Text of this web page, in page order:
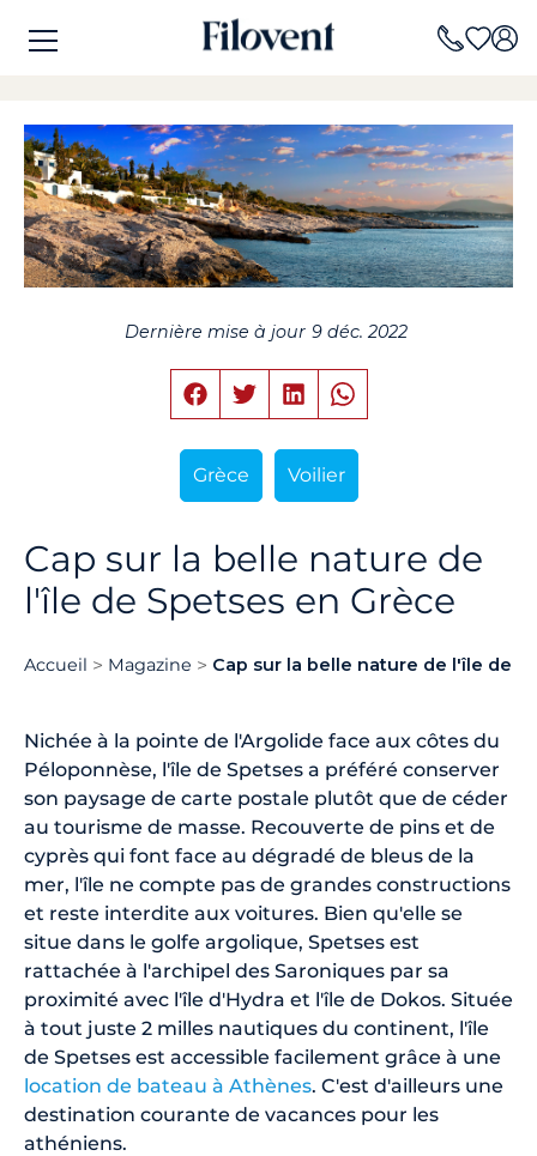
Dernière mise à jour 9 déc. 2022
Grèce Voilier
Cap sur la belle nature de
l'île de Spetses en Grèce
Accueil Magazine Cap sur la belle nature de l'île de
Nichée à la pointe de l'Argolide face aux côtes du
Péloponnèse, l'île de Spetses a préféré conserver
son paysage de carte postale plutôt que de céder
au tourisme de masse. Recouverte de pins et de
cyprès qui font face au dégradé de bleus de la
mer, l'île ne compte pas de grandes constructions
et reste interdite aux voitures. Bien qu'elle se
situe dans le golfe argolique, Spetses est
rattachée à l'archipel des Saroniques par sa
proximité avec l'île d'Hydra et l'île de Dokos. Située
à tout juste 2 milles nautiques du continent, l'île
de Spetses est accessible facilement grâce à une
location de bateau à Athènes. C'est d'ailleurs une
destination courante de vacances pour les
athéniens.